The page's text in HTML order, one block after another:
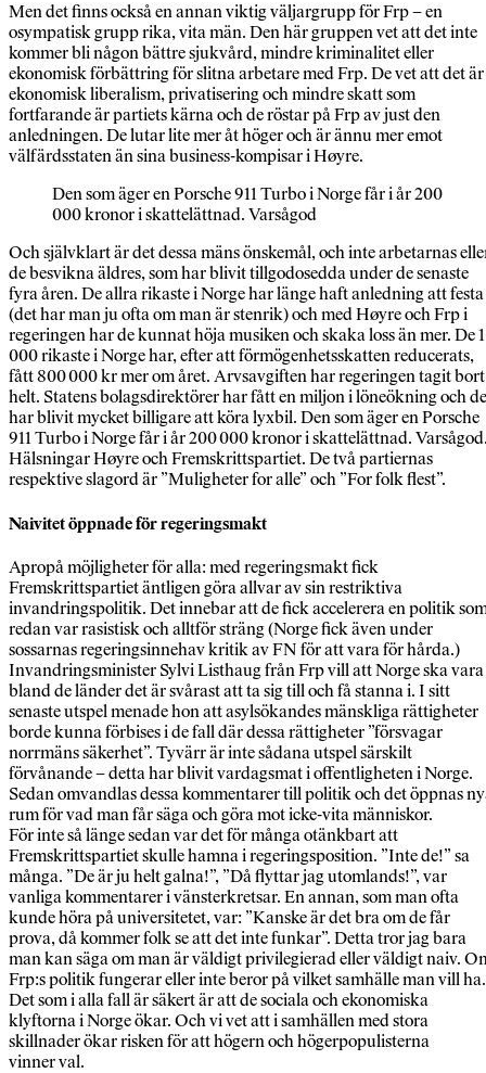
Men det finns också en annan viktig väljargrupp för Frp – en
osympatisk grupp rika, vita män. Den här gruppen vet att det inte
kommer bli någon bättre sjukvård, mindre kriminalitet eller
ekonomisk förbättring för slitna arbetare med Frp. De vet att det är
ekonomisk liberalism, privatisering och mindre skatt som
fortfarande är partiets kärna och de röstar på Frp av just den
anledningen. De lutar lite mer åt höger och är ännu mer emot
välfärdsstaten än sina business-kompisar i Høyre.
Den som äger en Porsche 911 Turbo i Norge får i år 200
000 kronor i skattelättnad. Varsågod
Och självklart är det dessa mäns önskemål, och inte arbetarnas
de besvikna äldres, som har blivit tillgodosedda under de senaste
fyra åren. De allra rikaste i Norge har länge haft anledning att festa
(det har man ju ofta om man är stenrik) och med Høyre och Frp i
regeringen har de kunnat höja musiken och skaka loss än mer. De 1
000 rikaste i Norge har, efter att förmögenhetsskatten reducerats,
fått 800 000 kr mer om året. Arvsavgiften har regeringen tagit bort
helt. Statens bolagsdirektörer har fått en miljon i löneökning och
har blivit mycket billigare att köra lyxbil. Den som äger en Porsche
911 Turbo i Norge får i år 200 000 kronor i skattelättnad.
Hälsningar Høyre och Fremskrittspartiet. De två partiernas
respektive slagord är ”Muligheter for alle” och ”For folk flest”.
Naivitet öppnade för regeringsmakt
Apropå möjligheter för alla: med regeringsmakt fick
Fremskrittspartiet äntligen göra allvar av sin restriktiva
invandringspolitik. Det innebar att de fick accelerera en politik
redan var rasistisk och alltför sträng (Norge fick även under
sossarnas regeringsinnehav kritik av FN för att vara för hårda.)
Invandringsminister Sylvi Listhaug från Frp vill att Norge ska vara
bland de länder det är svårast att ta sig till och få stanna i. I sitt
senaste utspel menade hon att asylsökandes mänskliga rättigheter
borde kunna förbises i de fall där dessa rättigheter ”försvagar
norrmäns säkerhet”. Tyvärr är inte sådana utspel särskilt
förvånande – detta har blivit vardagsmat i offentligheten i Norge.
Sedan omvandlas dessa kommentarer till politik och det öppnas
rum för vad man får säga och göra mot icke-vita människor.
För inte så länge sedan var det för många otänkbart att
Fremskrittspartiet skulle hamna i regeringsposition. ”Inte de!” sa
många. ”De är ju helt galna!”, ”Då flyttar jag utomlands!”, var
vanliga kommentarer i vänsterkretsar. En annan, som man ofta
kunde höra på universitetet, var: ”Kanske är det bra om de får
prova, då kommer folk se att det inte funkar”. Detta tror jag bara
man kan säga om man är väldigt privilegierad eller väldigt naiv.
Frp:s politik fungerar eller inte beror på vilket samhälle man vill ha.
Det som i alla fall är säkert är att de sociala och ekonomiska
klyftorna i Norge ökar. Och vi vet att i samhällen med stora
skillnader ökar risken för att högern och högerpopulisterna
vinner val.